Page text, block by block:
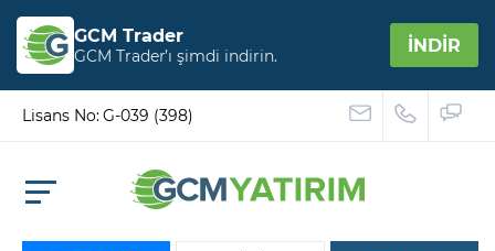
GCM Trader
GCM Trader’ı şimdi indirin. İNDİR
Lisans No: G-039 (398)